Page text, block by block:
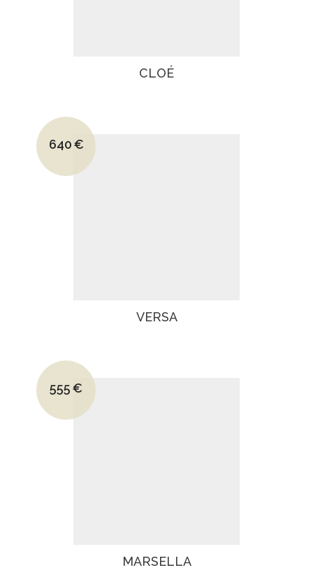
CLOÉ
Le prix initial était : 945€.
640€
Le prix actuel est : 640€.
VERSA
Le prix initial était : 790€.
555€
Le prix actuel est : 555€.
MARSELLA